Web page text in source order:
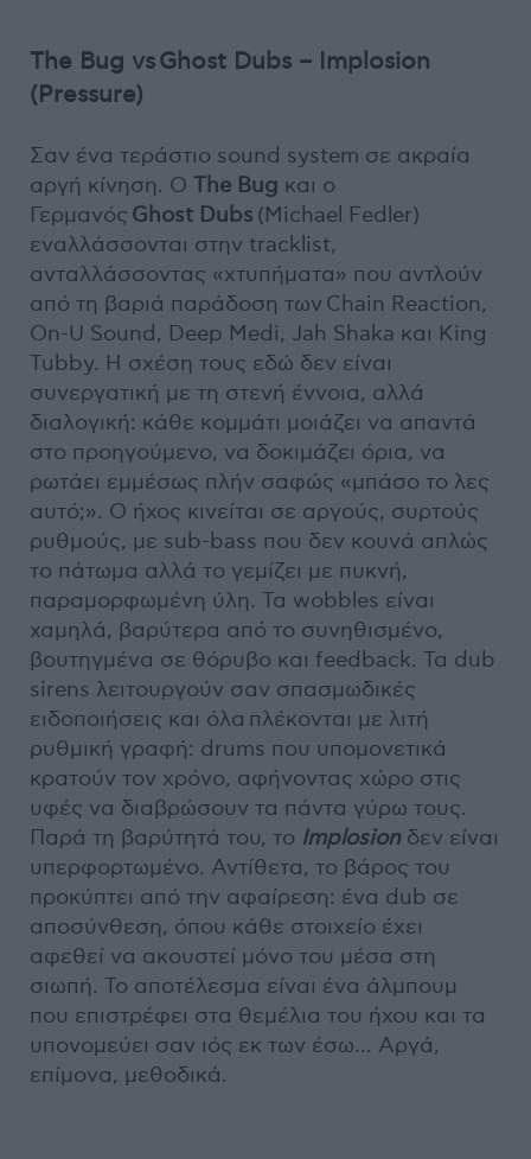
The Bug vs Ghost Dubs – Implosion
(Pressure)
Σαν ένα τεράστιο sound system σε ακραία
αργή κίνηση. Ο The Bug και ο
Γερμανός Ghost Dubs (Michael Fedler)
εναλλάσσονται στην tracklist,
ανταλλάσσοντας «χτυπήματα» που αντλούν
από τη βαριά παράδοση των Chain Reaction,
On-U Sound, Deep Medi, Jah Shaka και King
Tubby. Η σχέση τους εδώ δεν είναι
συνεργατική με τη στενή έννοια, αλλά
διαλογική: κάθε κομμάτι μοιάζει να απαντά
στο προηγούμενο, να δοκιμάζει όρια, να
ρωτάει εμμέσως πλήν σαφώς «μπάσο το λες
αυτό;». Ο ήχος κινείται σε αργούς, συρτούς
ρυθμούς, με sub-bass που δεν κουνά απλώς
το πάτωμα αλλά το γεμίζει με πυκνή,
παραμορφωμένη ύλη. Τα wobbles είναι
χαμηλά, βαρύτερα από το συνηθισμένο,
βουτηγμένα σε θόρυβο και feedback. Τα dub
sirens λειτουργούν σαν σπασμωδικές
ειδοποιήσεις και όλα πλέκονται με λιτή
ρυθμική γραφή: drums που υπομονετικά
κρατούν τον χρόνο, αφήνοντας χώρο στις
υφές να διαβρώσουν τα πάντα γύρω τους.
Παρά τη βαρύτητά του, το Implosion δεν είναι
υπερφορτωμένο. Αντίθετα, το βάρος του
προκύπτει από την αφαίρεση: ένα dub σε
αποσύνθεση, όπου κάθε στοιχείο έχει
αφεθεί να ακουστεί μόνο του μέσα στη
σιωπή. Το αποτέλεσμα είναι ένα άλμπουμ
που επιστρέφει στα θεμέλια του ήχου και τα
υπονομεύει σαν ιός εκ των έσω... Αργά,
επίμονα, μεθοδικά.